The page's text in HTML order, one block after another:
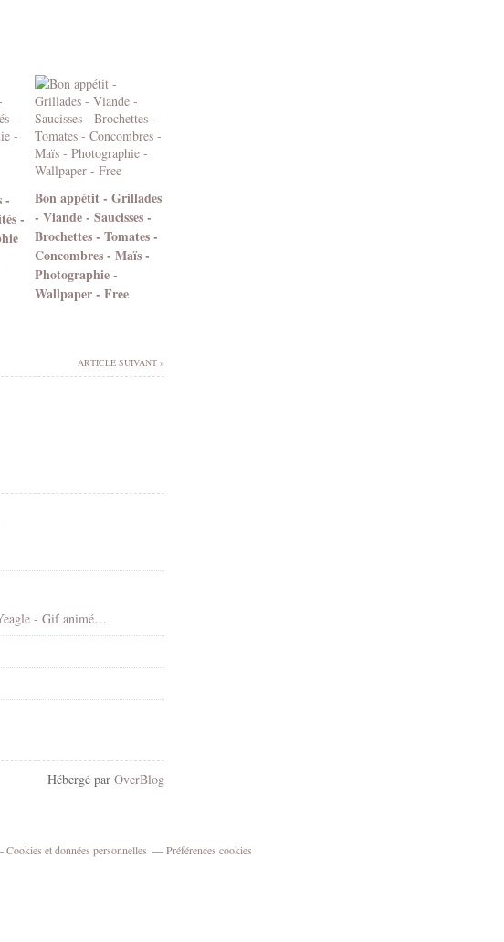
-
-
Bon appétit - Grillades
- Viande - Saucisses -
Brochettes - Tomates -
Concombres - Maïs -
Photographie -
Wallpaper - Free
ARTICLE SUIVANT »
Mandy - Dean Yeagle - Gif animé - Scintillants - Render-Tube - Gratuit
Hébergé par OverBlog
Cookies et données personnelles Préférences cookies